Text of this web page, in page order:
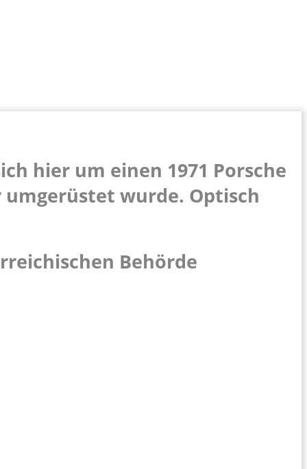
hier um einen 1971 Porsche
umgerüstet wurde. Optisch
Behörde